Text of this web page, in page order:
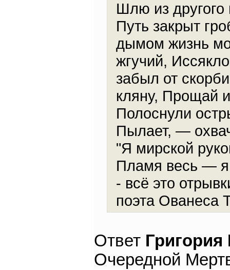
Шлю из другого
Путь закрыт
дымом жизнь
жгучий,
забыл от
кляну, Прощай
Полоснули
Пылает, —
"Я мирской
Пламя весь — я
- всё это
поэта Ованеса
Ответ
Очередной